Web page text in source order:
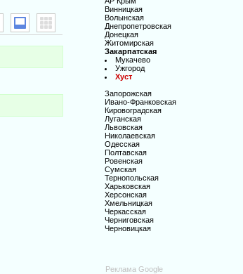
Винницкая
Волынская
Днепропетровская
Донецкая
Житомирская
Закарпатская
Мукачево
Ужгород
Хуст
Запорожская
Ивано-Франковская
Кировоградская
Луганская
Львовская
Николаевская
Одесская
Полтавская
Ровенская
Сумская
Тернопольская
Харьковская
Херсонская
Хмельницкая
Черкасская
Черниговская
Черновицкая
Реклама Google